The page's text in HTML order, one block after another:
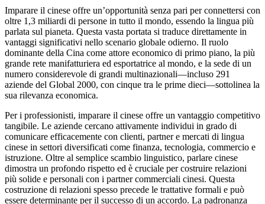
Imparare il cinese offre un’opportunità senza pari per connettersi con
oltre 1,3 miliardi di persone in tutto il mondo, essendo la lingua più
parlata sul pianeta. Questa vasta portata si traduce direttamente in
vantaggi significativi nello scenario globale odierno. Il ruolo
dominante della Cina come attore economico di primo piano, la più
grande rete manifatturiera ed esportatrice al mondo, e la sede di un
numero considerevole di grandi multinazionali—incluso 291
aziende del Global 2000, con cinque tra le prime dieci—sottolinea la
sua rilevanza economica.
Per i professionisti, imparare il cinese offre un vantaggio competitivo
tangibile. Le aziende cercano attivamente individui in grado di
comunicare efficacemente con clienti, partner e mercati di lingua
cinese in settori diversificati come finanza, tecnologia, commercio e
istruzione. Oltre al semplice scambio linguistico, parlare cinese
dimostra un profondo rispetto ed è cruciale per costruire relazioni
più solide e personali con i partner commerciali cinesi. Questa
costruzione di relazioni spesso precede le trattative formali e può
essere determinante per il successo di un accordo. La padronanza